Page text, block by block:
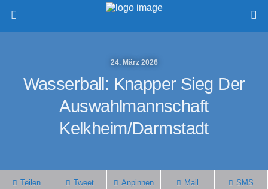
24. März 2026
Wasserball: Knapper Sieg Der
Auswahlmannschaft
Kelkheim/Darmstadt
Teilen Tweet Anpinnen Mail SMS